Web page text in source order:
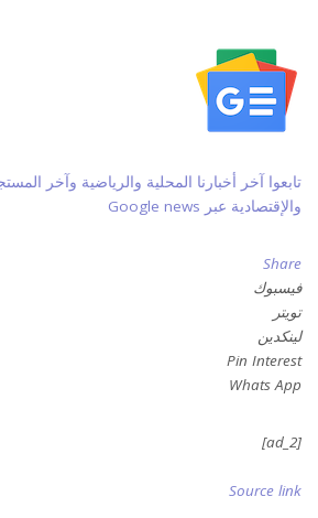
تابعوا آخر أخبارنا المحلية والرياضية وآخر
والإقتصادية عبر Google news
Share
فيسبوك
تويتر
لينكدين
Pin Interest
Whats App
[ad_2]
Source link